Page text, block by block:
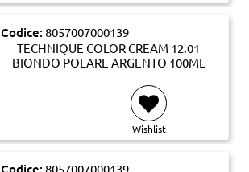
Codice: 8057007000139
TECHNIQUE COLOR CREAM 12.01
BIONDO POLARE ARGENTO 100ML
Wishlist
Codice: 8057007000139